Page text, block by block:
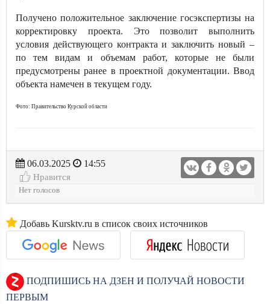
Получено положительное заключение госэкспертизы на
корректировку проекта. Это позволит выполнить
условия действующего контракта и заключить новый –
по тем видам и объемам работ, которые не были
предусмотрены ранее в проектной документации. Ввод
объекта намечен в текущем году.
Фото: Правительство Курской области
06.03.2025
14:55
Нравится
Нет голосов
Добавь Kursktv.ru в список своих источников
ПОДПИШИСЬ НА ДЗЕН И ПОЛУЧАЙ НОВОСТИ
ПЕРВЫМ